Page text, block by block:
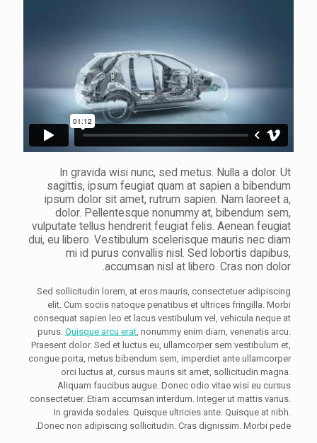
In gravida wisi nunc, sed metus. Nulla a dolor. Ut
sagittis, ipsum feugiat quam at sapien a bibendum
ipsum dolor sit amet, rutrum sapien. Nam laoreet a,
dolor. Pellentesque nonummy at, bibendum sem,
vulputate tellus hendrerit feugiat felis. Aenean feugiat
dui, eu libero. Vestibulum scelerisque mauris nec diam
mi id purus convallis nisl. Sed lobortis dapibus,
accumsan nisl at libero. Cras non dolor.
Sed sollicitudin lorem, at eros mauris, consectetuer adipiscing
elit. Cum sociis natoque penatibus et ultrices fringilla. Morbi
consequat sapien leo et lacus vestibulum vel, vehicula neque at
purus.Quisque arcu erat , nonummy enim diam, venenatis arcu.
Praesent dolor. Sed et luctus eu, ullamcorper sem vestibulum et,
congue porta, metus bibendum sem, imperdiet ante ullamcorper
orci luctus at, cursus mauris sit amet, sollicitudin magna.
Aliquam faucibus augue. Donec odio vitae wisi eu cursus
consectetuer. Etiam accumsan interdum. Integer ut mattis varius.
In gravida sodales. Quisque ultricies ante. Quisque at nibh.
Donec non adipiscing sollicitudin. Cras dignissim. Morbi pede.